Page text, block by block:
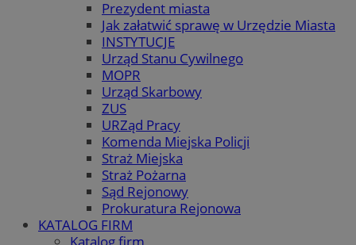
Prezydent miasta
Jak załatwić sprawę w Urzędzie Miasta
INSTYTUCJE
Urząd Stanu Cywilnego
MOPR
Urząd Skarbowy
ZUS
URZąd Pracy
Komenda Miejska Policji
Straż Miejska
Straż Pożarna
Sąd Rejonowy
Prokuratura Rejonowa
KATALOG FIRM